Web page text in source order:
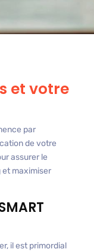
et votre
par
de votre
assurer le
et maximiser
il est primordial